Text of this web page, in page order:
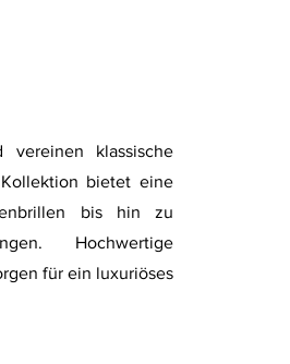
vereinen klassische
bietet eine
bis hin zu
Hochwertige
für ein luxuriöses